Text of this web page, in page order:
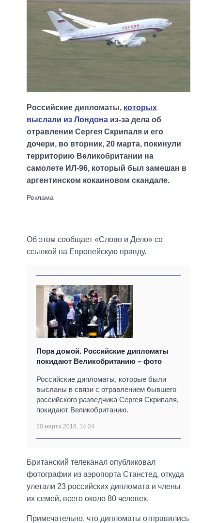
Российские дипломаты, которых
выслали из Лондона из-за дела об
отравлении Сергея Скрипаля и его
дочери, во вторник, 20 марта, покинули
территорию Великобритании на
самолете ИЛ-96, который был замешан в
аргентинском кокаиновом скандале.
Об этом сообщает «Слово и Дело» со
ссылкой на Европейскую правду.
Пора домой. Российские дипломаты
покидают Великобританию – фото
Российские дипломаты, которые были
высланы в связи с отравлением бывшего
российского разведчика Сергея Скрипаля,
покидают Великобританию.
20 марта 2018, 14:24
Британский телеканал опубликовал
фотографии из аэропорта Станстед, откуда
улетали 23 российских дипломата и члены
их семей, всего около 80 человек.
Примечательно, что дипломаты отправились